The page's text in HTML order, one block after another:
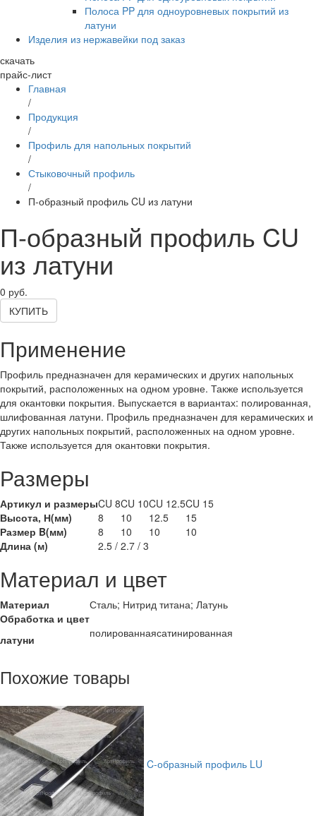
Полоса PP для одноуровневых покрытий из
латуни
Изделия из нержавейки под заказ
скачать
прайс-лист
Главная
/
Продукция
/
Профиль для напольных покрытий
/
Стыковочный профиль
/
П-образный профиль CU из латуни
П-образный профиль CU
из латуни
0 руб.
КУПИТЬ
Применение
Профиль предназначен для керамических и других напольных
покрытий, расположенных на одном уровне. Также используется
для окантовки покрытия. Выпускается в вариантах: полированная,
шлифованная латуни. Профиль предназначен для керамических и
других напольных покрытий, расположенных на одном уровне.
Также используется для окантовки покрытия.
Размеры
Артикул и размерыCU 8CU 10CU 12.5CU 15
Высота, Н(мм)
8 10 12.5
15
Размер B(мм)
8 10 10
10
Длина (м)
2.5 / 2.7 / 3
Материал и цвет
Материал
Сталь; Нитрид титана; Латунь
Обработка и цвет
латуни
полированнаясатинированная
Похожие товары
C-образный профиль LU